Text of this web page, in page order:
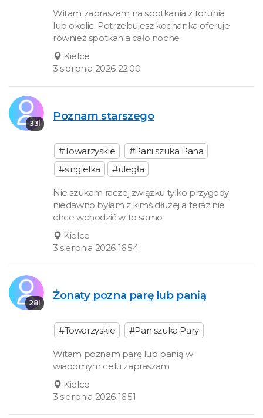
Witam zapraszam na spotkania z torunia
lub okolic. Potrzebujesz kochanka oferuje
również spotkania cało nocne
Kielce
3 sierpnia 2026 22:00
33l
Poznam starszego
#Towarzyskie
#Pani szuka Pana
#singielka
#uległa
Nie szukam raczej związku tylko przygody
niedawno byłam z kimś dłużej a teraz nie
chce wchodzić w to samo
Kielce
3 sierpnia 2026 16:54
28l
Żonaty pozna parę lub panią
#Towarzyskie #Pan szuka Pary
Witam poznam parę lub panią w
wiadomym celu zapraszam
Kielce
3 sierpnia 2026 16:51